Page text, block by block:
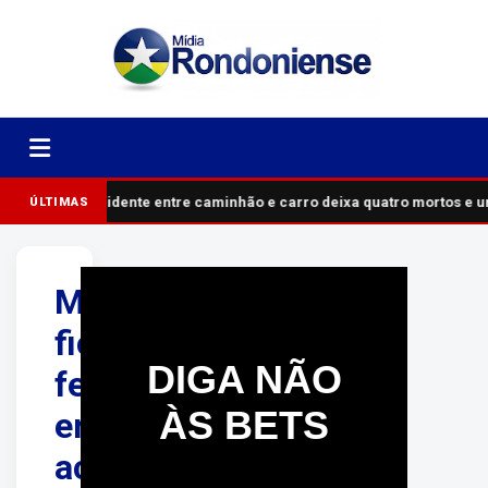
ÚLTIMASAcidente entre caminhão e carro deixa quatro mortos e
Mulher
fica
ferida
em
acidente
DIGA NÃO
ÀS BETS